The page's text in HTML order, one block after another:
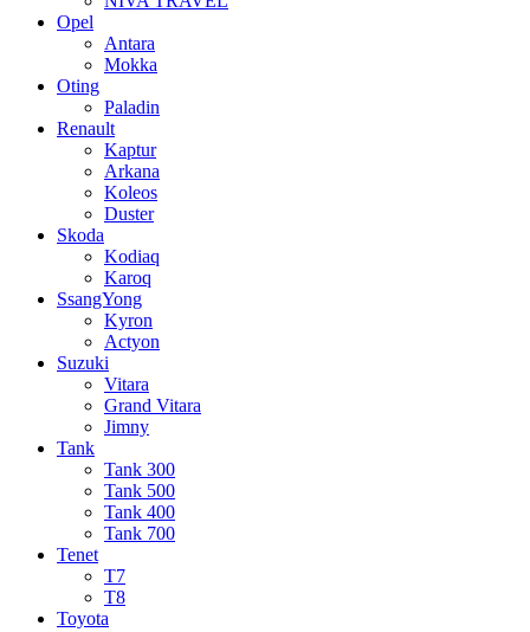
Opel
Antara
Mokka
Oting
Paladin
Renault
Kaptur
Arkana
Koleos
Duster
Skoda
Kodiaq
Karoq
SsangYong
Kyron
Actyon
Suzuki
Vitara
Grand Vitara
Jimny
Tank
Tank 300
Tank 500
Tank 400
Tank 700
Tenet
T7
T8
Toyota